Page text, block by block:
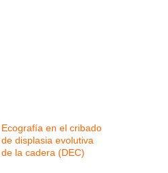
Ecografía en el cribado
de displasia evolutiva
de la cadera (DEC)